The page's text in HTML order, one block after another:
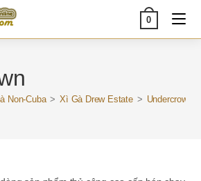
0
Non-Cuba > Xì Gà Drew Estate > Undercrown